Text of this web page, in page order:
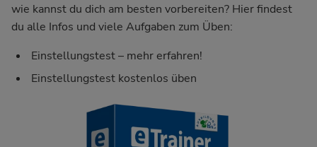
wie kannst du dich am besten vorbereiten? Hier findest
du alle Infos und viele Aufgaben zum Üben:
Einstellungstest – mehr erfahren!
Einstellungstest kostenlos üben